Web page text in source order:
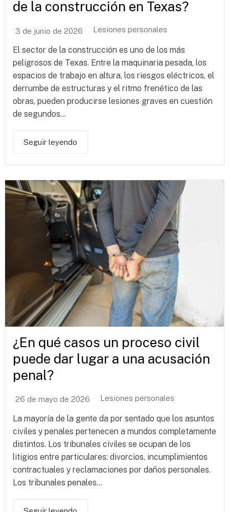
de la construcción en Texas?
3 de junio de 2026 Lesiones personales
El sector de la construcción es uno de los más
peligrosos de Texas. Entre la maquinaria pesada, los
espacios de trabajo en altura, los riesgos eléctricos, el
derrumbe de estructuras y el ritmo frenético de las
obras, pueden producirse lesiones graves en cuestión
de segundos...
Seguir leyendo
¿En qué casos un proceso civil
puede dar lugar a una acusación
penal?
26 de mayo de 2026 Lesiones personales
La mayoría de la gente da por sentado que los asuntos
civiles y penales pertenecen a mundos completamente
distintos. Los tribunales civiles se ocupan de los
litigios entre particulares: divorcios, incumplimientos
contractuales y reclamaciones por daños personales.
Los tribunales penales...